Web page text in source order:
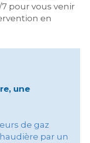
pour vous venir
en
une
de gaz
par un